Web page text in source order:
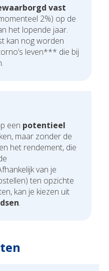
vast
2%) op de
het lopende jaar.
kan nog worden
leven*** die bij
een potentieel
maar zonder de
het rendement, die
van je
ten opzichte
kan je kiezen uit
.